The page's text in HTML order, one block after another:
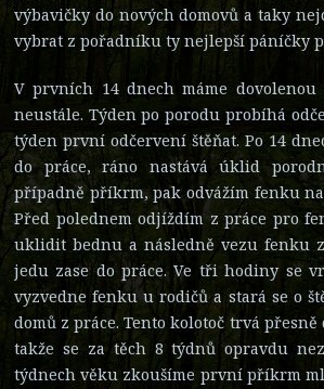
výbavičky do nových domovů a taky
vybrat z pořadníku ty nejlepší páníčky
V prvních 14 dnech máme dovolenou
neustále. Týden po porodu probíhá
týden první odčervení štěňat. Po 14
do práce, ráno nastává úklid
případně příkrm, pak odvážím fenku
Před polednem odjíždím z práce pro
uklidit bednu a následně vezu fenku
jedu zase do práce. Ve tři hodiny se
vyzvedne fenku u rodičů a stará se o
domů z práce. Tento kolotoč trvá přesně
takže se za těch 8 týdnů opravdu
týdnech věku zkoušíme první příkrm